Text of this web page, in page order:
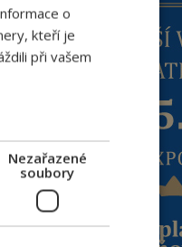
o
kteří je
při vašem
Nezařazené
soubory